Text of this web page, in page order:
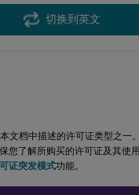
切换到英文
文档中描述的许可证类型之一
您了解所购买的许可证及其使
证突发模式功能。